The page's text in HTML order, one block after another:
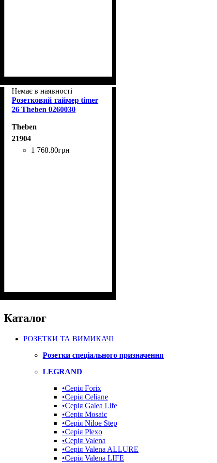
Немає в наявності
Розетковий таймер timer
26 Theben 0260030
Theben
21904
1 768.80грн
Каталог
РОЗЕТКИ ТА ВИМИКАЧІ
Розетки спеціального призначення
LEGRAND
•Cерія Forix
•Серія Celiane
•Серія Galea Life
•Серія Mosaic
•Серія Niloe Step
•Серія Plexo
•Серія Valena
•Серія Valena ALLURE
•Серія Valena LIFE